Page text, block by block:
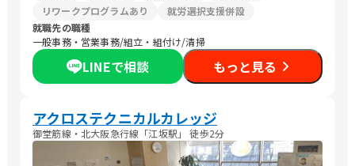
リワークプログラムあり
就労選択支援併設
就職先の職種
一般事務・営業事務/組立・組付け/清掃
LINEで相談 もっと見る
アクロステクニカルカレッジ
御堂筋線・北大阪急行線「江坂駅」 徒歩2分